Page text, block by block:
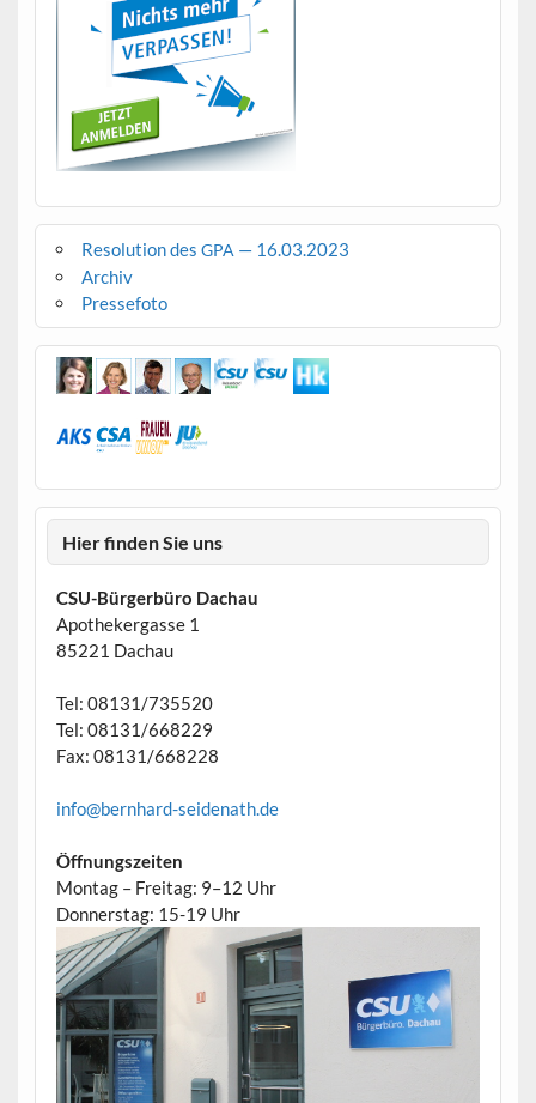
Resolution des GPA — 16.03.2023
Archiv
Pressefoto
Hier finden Sie uns
CSU-Bürgerbüro Dachau
Apothekergasse 1
85221 Dachau
Tel: 08131/735520
Tel: 08131/668229
Fax: 08131/668228
info@bernhard-seidenath.de
Öffnungszeiten
Montag – Freitag: 9–12 Uhr
Donnerstag: 15-19 Uhr